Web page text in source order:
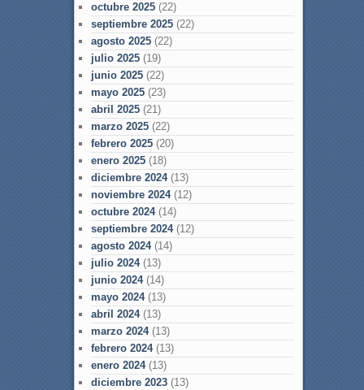
octubre 2025(22)
septiembre 2025(22)
agosto 2025(22)
julio 2025(19)
junio 2025(22)
mayo 2025(23)
abril 2025(21)
marzo 2025(22)
febrero 2025(20)
enero 2025(18)
diciembre 2024(13)
noviembre 2024(12)
octubre 2024(14)
septiembre 2024(12)
agosto 2024(14)
julio 2024(13)
junio 2024(14)
mayo 2024(13)
abril 2024(13)
marzo 2024(13)
febrero 2024(13)
enero 2024(13)
diciembre 2023(13)